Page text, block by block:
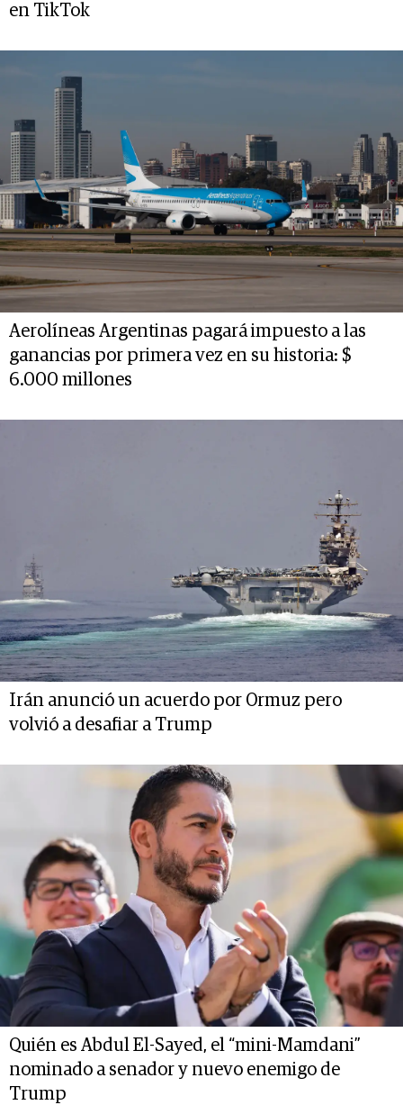
en TikTok
Aerolíneas Argentinas pagará impuesto a las
ganancias por primera vez en su historia: $
6.000 millones
Irán anunció un acuerdo por Ormuz pero
volvió a desafiar a Trump
Quién es Abdul El-Sayed, el “mini-Mamdani”
nominado a senador y nuevo enemigo de
Trump